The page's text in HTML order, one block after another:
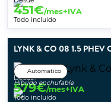
451€/mes+IVA
Todo incluido
LYNK & CO 08 1.5 PHEV
Automático
Híbrido enchufable
Desde:
579€/mes+IVA
Todo incluido